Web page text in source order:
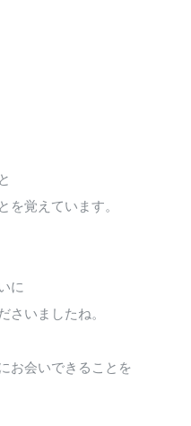
を覚えています。
に
さいましたね。
お会いできることを